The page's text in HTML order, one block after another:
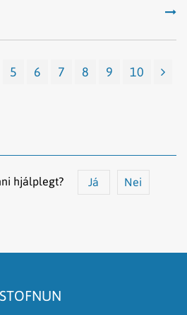
nýtingu.
5 6 7 8 9 10
hjálplegt? Já Nei
á síðunni